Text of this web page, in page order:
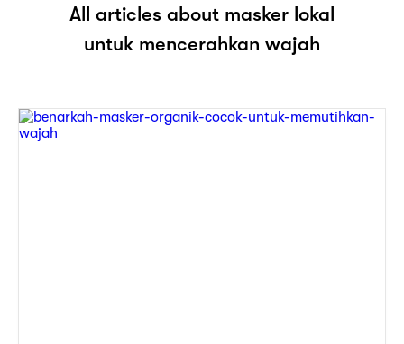
All articles about masker lokal
untuk mencerahkan wajah